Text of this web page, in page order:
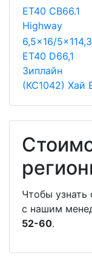
ET40 CB66.1
Highway
6,5x16/5x114,3
ET40 D66,1
Зиплайн
(КС1042) Хай
Чтобы узнать
с нашим
52-60.